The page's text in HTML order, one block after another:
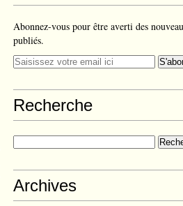
Abonnez-vous pour être averti des
publiés.
Recherche
Archives